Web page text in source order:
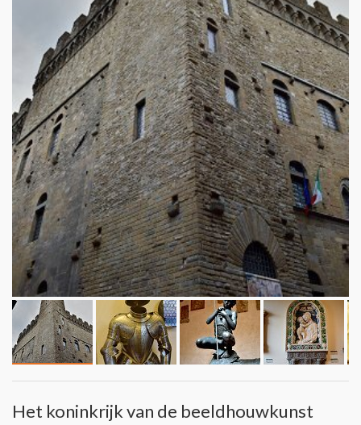
Het koninkrijk van de beeldhouwkunst